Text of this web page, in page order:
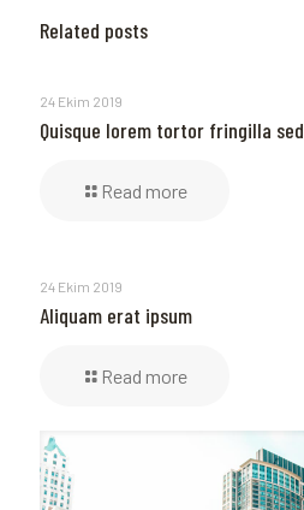
Related posts
24 Ekim 2019
Quisque lorem tortor fringilla sed
Read more
24 Ekim 2019
Aliquam erat ipsum
Read more